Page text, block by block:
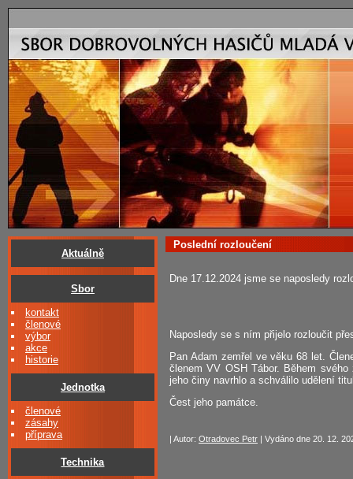
Aktuálně
Sbor
kontakt
členové
výbor
akce
historie
Jednotka
členové
zásahy
příprava
Technika
Poslední rozloučení
Dne 17.12.2024 jsme se naposledy
Naposledy se s ním přijelo rozloučit
Pan Adam zemřel ve věku 68 let.
členem VV OSH Tábor. Během
jeho činy navrhlo a schválilo udělení
Čest jeho památce.
| Autor: Otradovec Petr | Vydáno dne 20. 12.